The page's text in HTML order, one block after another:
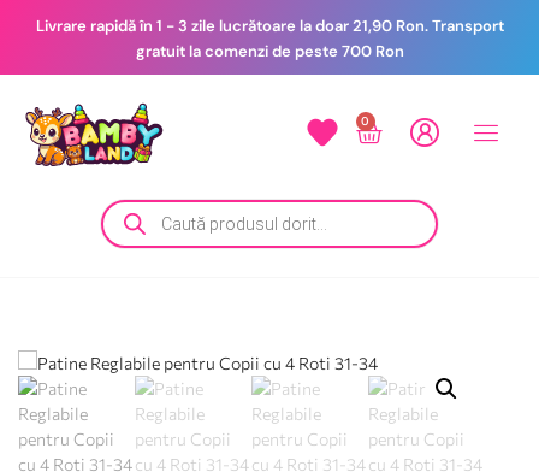
Livrare rapidă în 1 - 3 zile lucrătoare la doar 21,90 Ron. Transport
gratuit la comenzi de peste 700 Ron
0